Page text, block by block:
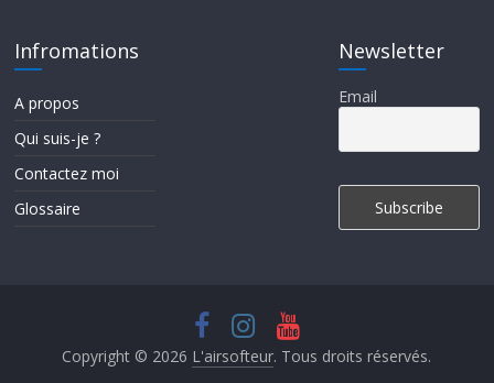
Infromations
A propos
Qui suis-je ?
Contactez moi
Glossaire
Newsletter
Email
Copyright © 2026 L'airsofteur. Tous droits réservés.